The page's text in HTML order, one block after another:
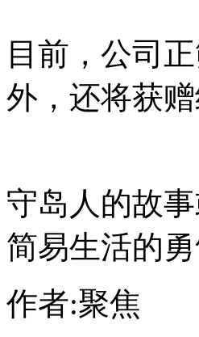
目前，公司
外，还将获
守岛人的故
简易生活的
作者:聚焦